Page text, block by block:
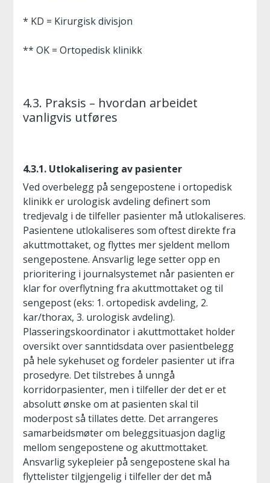
* KD = Kirurgisk divisjon
** OK = Ortopedisk klinikk
4.3. Praksis – hvordan arbeidet
vanligvis utføres
4.3.1. Utlokalisering av pasienter
Ved overbelegg på sengepostene i ortopedisk
klinikk er urologisk avdeling definert som
tredjevalg i de tilfeller pasienter må utlokaliseres.
Pasientene utlokaliseres som oftest direkte fra
akuttmottaket, og flyttes mer sjeldent mellom
sengepostene. Ansvarlig lege setter opp en
prioritering i journalsystemet når pasienten er
klar for overflytning fra akuttmottaket og til
sengepost (eks: 1. ortopedisk avdeling, 2.
kar/thorax, 3. urologisk avdeling).
Plasseringskoordinator i akuttmottaket holder
oversikt over sanntidsdata over pasientbelegg
på hele sykehuset og fordeler pasienter ut ifra
prosedyre. Det tilstrebes å unngå
korridorpasienter, men i tilfeller der det er et
absolutt ønske om at pasienten skal til
moderpost så tillates dette. Det arrangeres
samarbeidsmøter om beleggsituasjon daglig
mellom sengepostene og akuttmottaket.
Ansvarlig sykepleier på sengepostene skal ha
flyttelister tilgjengelig i tilfeller der det må